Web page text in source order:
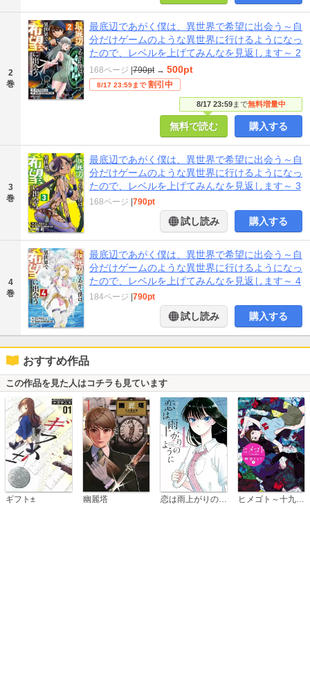
2
巻
最底辺であがく僕は、異世界で希望に出会う～自
分だけゲームのような異世界に行けるようになっ
たので、レベルを上げてみんなを見返します～ 2
8/17 23:59まで無料増量中
168ページ 790pt → 500pt
8/17 23:59まで 割引中
無料で読む 購入する
3
巻
最底辺であがく僕は、異世界で希望に出会う～自
分だけゲームのような異世界に行けるようになっ
たので、レベルを上げてみんなを見返します～ 3
168ページ 790pt
試し読み 購入する
4
巻
最底辺であがく僕は、異世界で希望に出会う～自
分だけゲームのような異世界に行けるようになっ
たので、レベルを上げてみんなを見返します～ 4
184ページ 790pt
試し読み 購入する
おすすめ作品
この作品を見た人はコチラも見ています
ギフト± 幽麗塔 恋は雨上がりのように ヒメゴト～十九歳の制服～